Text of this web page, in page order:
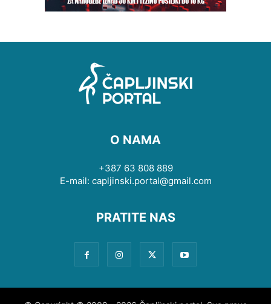
O NAMA
+387 63 808 889
E-mail: capljinski.portal@gmail.com
PRATITE NAS